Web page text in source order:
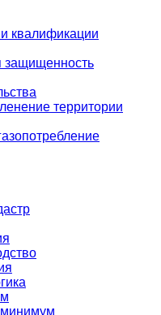
квалификации
защищенность
территории
минимум